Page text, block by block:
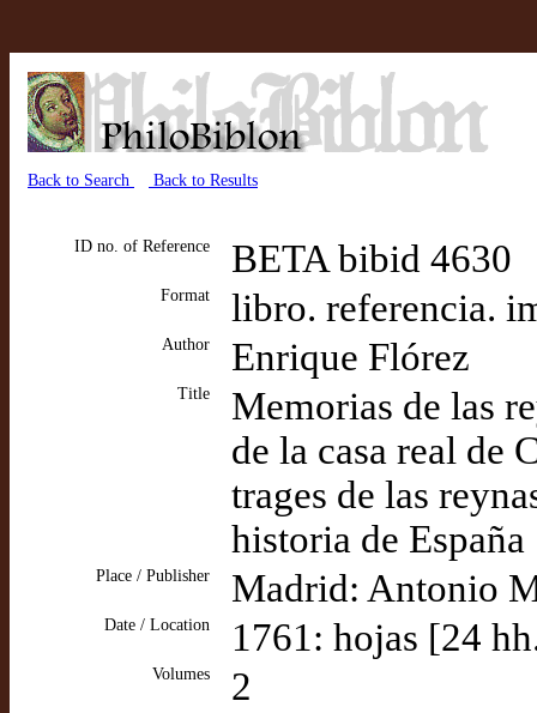
Back to Search Back to Results
ID no. of Reference BETA bibid 4630
Format libro. referencia.
Author Enrique Flórez
Title
Memorias de las
de la casa real de
trages de las
historia de España
Place / Publisher Madrid: Antonio
Date / Location 1761: hojas [24
Volumes 2